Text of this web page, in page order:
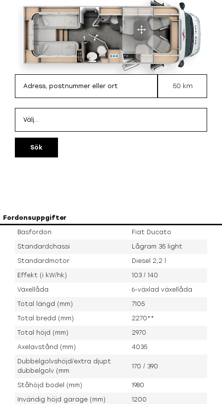
50 km
Sök
Fordonsuppgifter
Basfordon Fiat Ducato
Standardchassi Lågram 35 light
Standardmotor Diesel 2,2 l
Effekt (i kW/hk) 103 / 140
Växellåda 6-växlad växellåda
Total längd (mm) 7105
Total bredd (mm) 2270**
Total höjd (mm) 2970
Axelavstånd (mm) 4035
Dubbelgolvshöjd/extra djupt
dubbelgolv (mm
170 / 390
Ståhöjd bodel (mm) 1980
Invändig höjd garage (mm) 1200